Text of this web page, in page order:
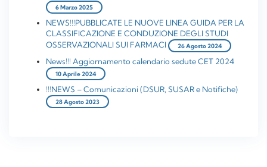
6 Marzo 2025
NEWS!!!PUBBLICATE LE NUOVE LINEA GUIDA PER LA
CLASSIFICAZIONE E CONDUZIONE DEGLI STUDI
OSSERVAZIONALI SUI FARMACI
26 Agosto 2024
News!!! Aggiornamento calendario sedute CET 2024
10 Aprile 2024
!!!NEWS – Comunicazioni (DSUR, SUSAR e Notifiche)
28 Agosto 2023